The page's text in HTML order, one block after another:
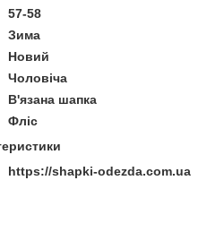
57-58
Зима
Новий
Чоловіча
В'язана шапка
Фліс
https://shapki-odezda.com.ua